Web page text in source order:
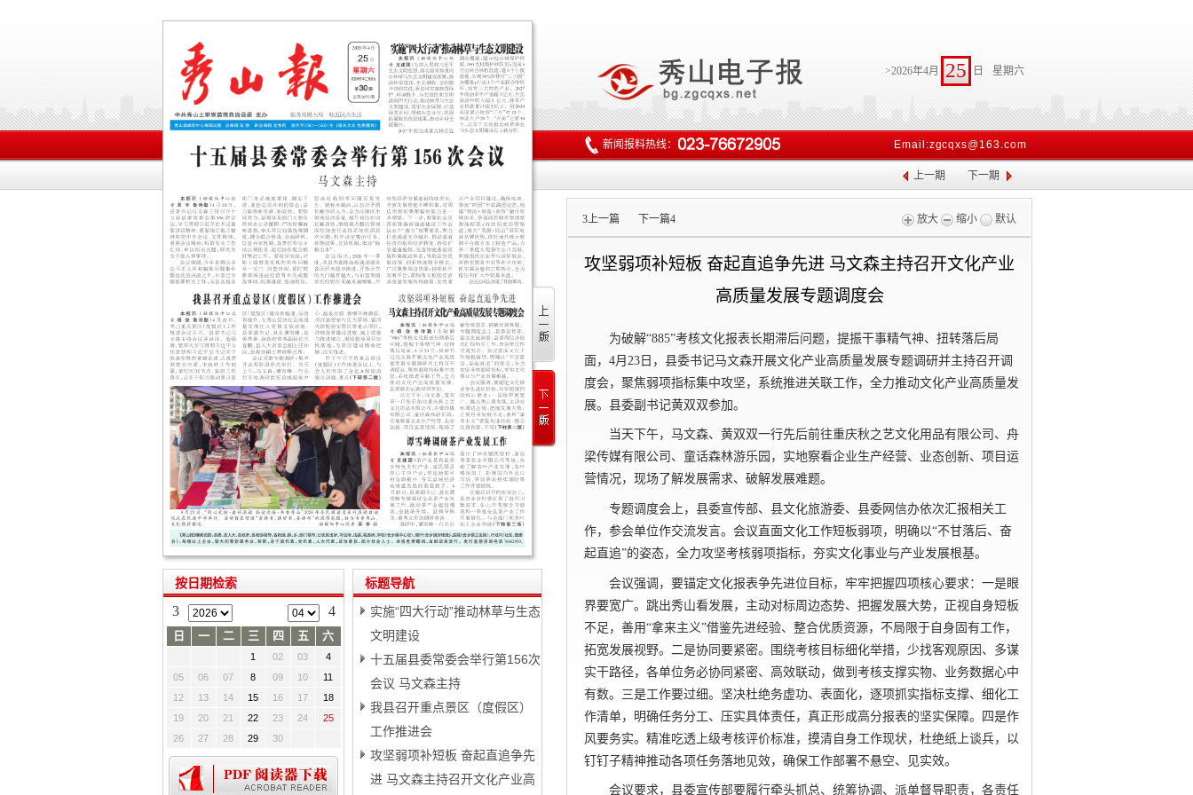
>2026年4月 25 日 星期六
Email:zgcqxs@163.com
新闻报料热线：
上一期 下一期
标题导航
实施“四大行动”推动林草与生态
文明建设
十五届县委常委会举行第156次
会议 马文森主持
我县召开重点景区（度假区）
工作推进会
攻坚弱项补短板 奋起直追争先
进 马文森主持召开文化产业高
按日期检索
3 4
日 一 二 三 四 五 六
1 02 03
4
05
06 07 8 09 10
11
12
13 14 15 16 17
18
19
20 21 22 23 24
25
26
27 28 29 30
3上一篇 下一篇4 放大 缩小 默认
攻坚弱项补短板 奋起直追争先进 马文森主持召开文化产业
高质量发展专题调度会
为破解“885”考核文化报表长期滞后问题，提振干事精气神、扭转落后局
面，4月23日，县委书记马文森开展文化产业高质量发展专题调研并主持召开调
度会，聚焦弱项指标集中攻坚，系统推进关联工作，全力推动文化产业高质量发
展。县委副书记黄双双参加。
当天下午，马文森、黄双双一行先后前往重庆秋之艺文化用品有限公司、舟
梁传媒有限公司、童话森林游乐园，实地察看企业生产经营、业态创新、项目运
营情况，现场了解发展需求、破解发展难题。
专题调度会上，县委宣传部、县文化旅游委、县委网信办依次汇报相关工
作，参会单位作交流发言。会议直面文化工作短板弱项，明确以“不甘落后、奋
起直追”的姿态，全力攻坚考核弱项指标，夯实文化事业与产业发展根基。
会议强调，要锚定文化报表争先进位目标，牢牢把握四项核心要求：一是眼
界要宽广。跳出秀山看发展，主动对标周边态势、把握发展大势，正视自身短板
不足，善用“拿来主义”借鉴先进经验、整合优质资源，不局限于自身固有工作，
拓宽发展视野。二是协同要紧密。围绕考核目标细化举措，少找客观原因、多谋
实干路径，各单位务必协同紧密、高效联动，做到考核支撑实物、业务数据心中
有数。三是工作要过细。坚决杜绝务虚功、表面化，逐项抓实指标支撑、细化工
作清单，明确任务分工、压实具体责任，真正形成高分报表的坚实保障。四是作
风要务实。精准吃透上级考核评价标准，摸清自身工作现状，杜绝纸上谈兵，以
钉钉子精神推动各项任务落地见效，确保工作部署不悬空、见实效。
会议要求，县委宣传部要履行牵头抓总、统筹协调、派单督导职责，各责任